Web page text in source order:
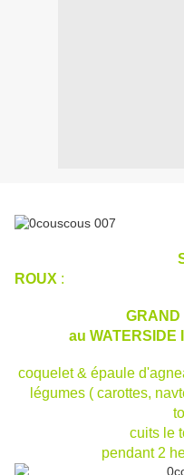
Spéciale
ROUX :
GRAND
au WATERSIDE
coquelet & épaule
légumes ( carottes,
cuits le
pendant 2